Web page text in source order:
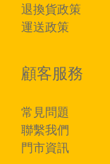
退換貨政策
運送政策
顧客服務
常見問題
聯繫我們
門市資訊